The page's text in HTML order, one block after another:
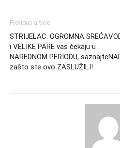
Previous article
STRIJELAC: OGROMNA SREĆA
i VELIKE PARE vas čekaju u
NAREDNOM PERIODU, saznajte
zašto ste ovo ZASLUŽILI!